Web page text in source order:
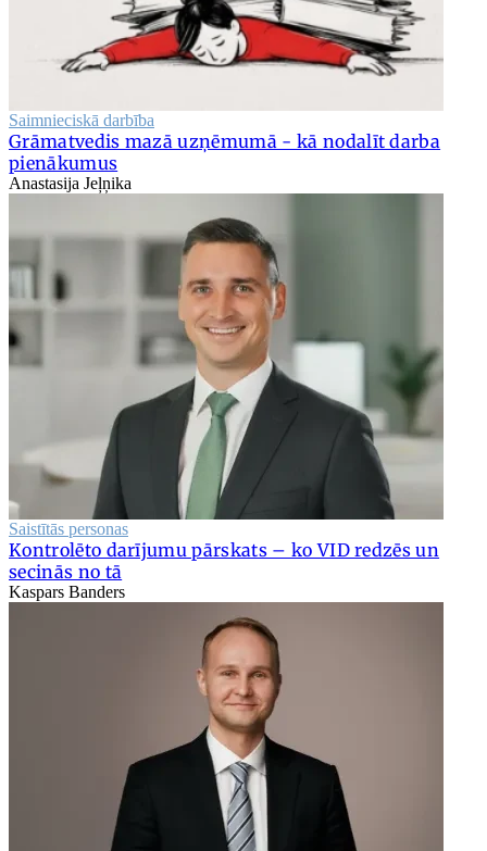
Saimnieciskā darbība
Grāmatvedis mazā uzņēmumā - kā nodalīt darba
pienākumus
Anastasija Jeļņika
Saistītās personas
Kontrolēto darījumu pārskats – ko VID redzēs un
secinās no tā
Kaspars Banders